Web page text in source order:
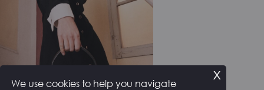
We use cookies to help you navigate
x